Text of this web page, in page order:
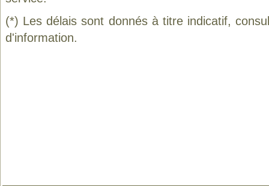
(*) Les délais sont donnés à titre indicatif,
d'information.